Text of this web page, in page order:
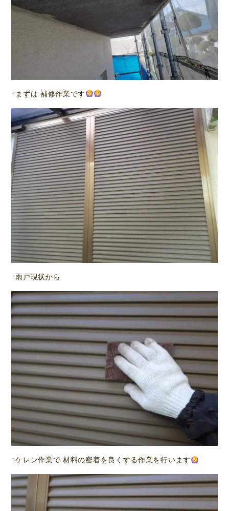
↑まずは 補修作業です
↑雨戸現状から
↑ケレン作業で 材料の密着を良くする作業を行います